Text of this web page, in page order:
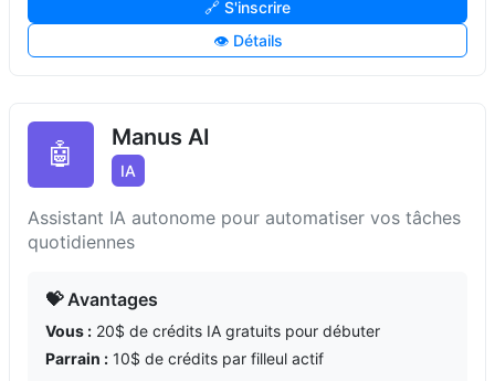
🔗 S'inscrire
👁️ Détails
🤖
Manus AI
IA
Assistant IA autonome pour automatiser vos tâches
quotidiennes
💝 Avantages
Vous : 20$ de crédits IA gratuits pour débuter
Parrain : 10$ de crédits par filleul actif